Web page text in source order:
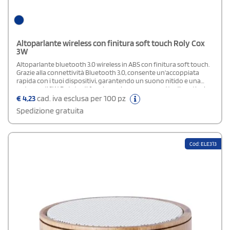
Altoparlante wireless con finitura soft touch Roly Cox
3W
Altoparlante bluetooth 3.0 wireless in ABS con finitura soft touch.
Grazie alla connettività Bluetooth 3.0, consente un'accoppiata
rapida con i tuoi dispositivi, garantendo un suono nitido e una
potenza di 3W. Dotato di funzione vivavoce, permette di gestire le
chiamate in totale comodità. La batteria ricaricabile assicura
un’ottima autonomia, mentre il cavo di ricarica incluso facilita l’uso
quotidiano. Presentato in una scatola dal design elegante, è un
articolo personalizzabile.
€4,23cad. iva esclusa per 100 pz
Spedizione gratuita
Cod: ELE313